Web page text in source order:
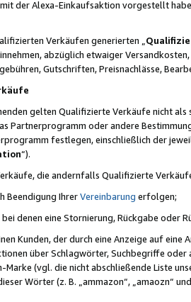
der Alexa-Einkaufsaktion vorgestellt
Verkäufen generierten „
abzüglich etwaiger
Gutschriften, Preisnachlässe,
gelten Qualifizierte Verkäufe nicht
Partnerprogramm oder andere
festlegen, einschließlich der
“).
die andernfalls Qualifizierte
Beendigung IhrerVereinbarung erfolgen;
denen eine Stornierung, Rückgabe oder
Kunden, der durch eine Anzeige auf
über Schlagwörter, Suchbegriffe
Marke (vgl. die nicht abschließende Liste
Wörter (z. B. „ammazon“, „amaozn“